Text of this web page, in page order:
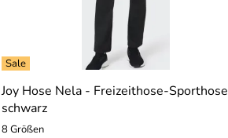
Joy Hose Nela - Freizeithose-Sporthose
schwarz
8 Größen